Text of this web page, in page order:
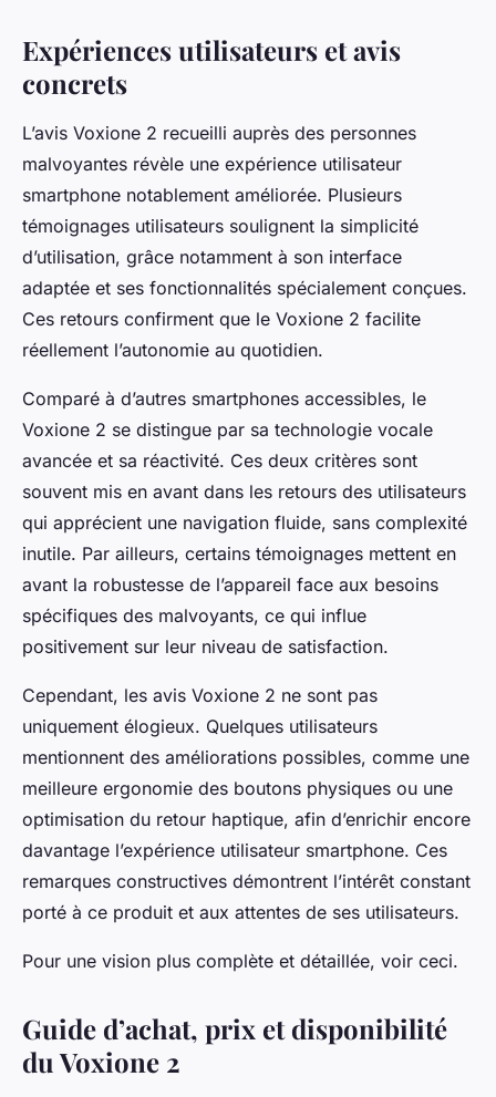
Expériences utilisateurs et avis
concrets
L’avis Voxione 2 recueilli auprès des personnes
malvoyantes révèle une expérience utilisateur
smartphone notablement améliorée. Plusieurs
témoignages utilisateurs soulignent la simplicité
d’utilisation, grâce notamment à son interface
adaptée et ses fonctionnalités spécialement conçues.
Ces retours confirment que le Voxione 2 facilite
réellement l’autonomie au quotidien.
Comparé à d’autres smartphones accessibles, le
Voxione 2 se distingue par sa technologie vocale
avancée et sa réactivité. Ces deux critères sont
souvent mis en avant dans les retours des utilisateurs
qui apprécient une navigation fluide, sans complexité
inutile. Par ailleurs, certains témoignages mettent en
avant la robustesse de l’appareil face aux besoins
spécifiques des malvoyants, ce qui influe
positivement sur leur niveau de satisfaction.
Cependant, les avis Voxione 2 ne sont pas
uniquement élogieux. Quelques utilisateurs
mentionnent des améliorations possibles, comme une
meilleure ergonomie des boutons physiques ou une
optimisation du retour haptique, afin d’enrichir encore
davantage l’expérience utilisateur smartphone. Ces
remarques constructives démontrent l’intérêt constant
porté à ce produit et aux attentes de ses utilisateurs.
Pour une vision plus complète et détaillée, voir ceci.
Guide d’achat, prix et disponibilité
du Voxione 2